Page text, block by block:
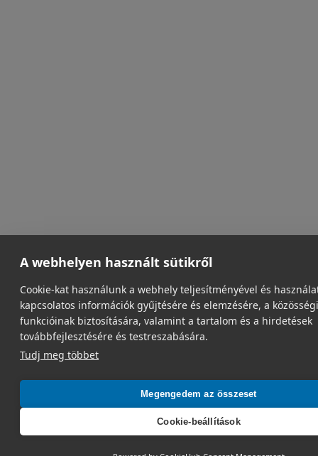
A webhelyen használt sütikről
Cookie-kat használunk a webhely teljesítményével és
kapcsolatos információk gyűjtésére és elemzésére, a
funkcióinak biztosítására, valamint a tartalom és a hirdetések
továbbfejlesztésére és testreszabására.
Tudj meg többet
Megengedem az összeset
Cookie-beállítások